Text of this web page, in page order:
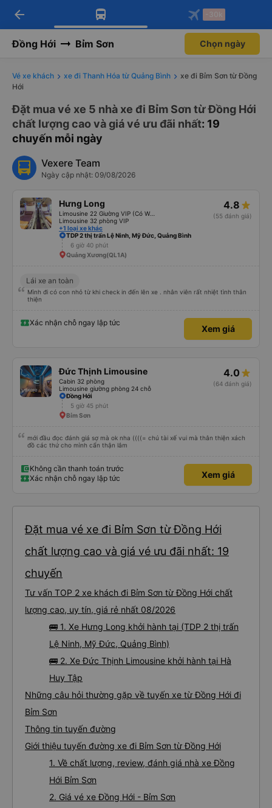
Tải app Vexere ngay!
Nhận ưu đãi thành viên độc
Mở app
Tải app Vexere
-30k/ghế khi đặt vé máy bay qua
Mở app
arrow_back -30k
Đồng Hới Bỉm Sơn Chọn ngày
Vé xe khách xe đi Thanh Hóa từ Quảng Bình
xe đi Bỉm Sơn từ Đồng
Hới
Đặt mua vé xe 5 nhà xe đi Bỉm Sơn từ Đồng Hới
chất lượng cao và giá vé ưu đãi nhất: 19
chuyến mỗi ngày
Vexere Team
Ngày cập nhật: 09/08/2026
Hưng Long
Limousine 32 phòng VIP
+1 loại xe khác
4.8
(55 đánh giá)
TDP 2 thị trấn Lệ Ninh, Mỹ Đức, Quảng Bình
6 giờ 40 phút
Quảng Xương(QL1A)
Lái xe an toàn
Mình đi có con nhỏ từ khi check in đến lên xe . nhân viên rất nhiệt tình thân
thiện
Xác nhận chỗ ngay lập tức
Xem giá
Đức Thịnh Limousine
Cabin 32 phòng
Limousine giường phòng 24 chỗ
4.0
(64 đánh giá)
Đồng Hới
5 giờ 45 phút
Bỉm Sơn
mới đầu đọc đánh giá sợ mà ok nha ((((= chú tài xế vui mà thân thiện xách
đồ các thứ cho mình cẩn thận lắm
Không cần thanh toán trước
Xác nhận chỗ ngay lập tức
Xem giá
Đặt mua vé xe đi Bỉm Sơn từ Đồng Hới
chất lượng cao và giá vé ưu đãi nhất: 19
chuyến
Tư vấn TOP 2 xe khách đi Bỉm Sơn từ Đồng Hới chất
lượng cao, uy tín, giá rẻ nhất 08/2026
🚌 1. Xe Hưng Long khởi hành tại (TDP 2 thị trấn
Lệ Ninh, Mỹ Đức, Quảng Bình)
🚌 2. Xe Đức Thịnh Limousine khởi hành tại Hà
Huy Tập
Những câu hỏi thường gặp về tuyến xe từ Đồng Hới đi
Bỉm Sơn
Thông tin tuyến đường
Giới thiệu tuyến đường xe đi Bỉm Sơn từ Đồng Hới
1. Về chất lượng, review, đánh giá nhà xe Đồng
Hới Bỉm Sơn
2. Giá vé xe Đồng Hới - Bỉm Sơn